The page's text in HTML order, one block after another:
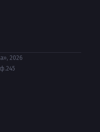
2026